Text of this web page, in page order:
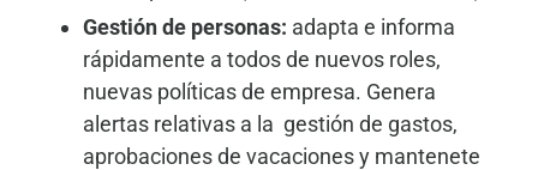
Gestión de personas: adapta e informa
rápidamente a todos de nuevos roles,
nuevas políticas de empresa. Genera
alertas relativas a la gestión de gastos,
aprobaciones de vacaciones y mantenete